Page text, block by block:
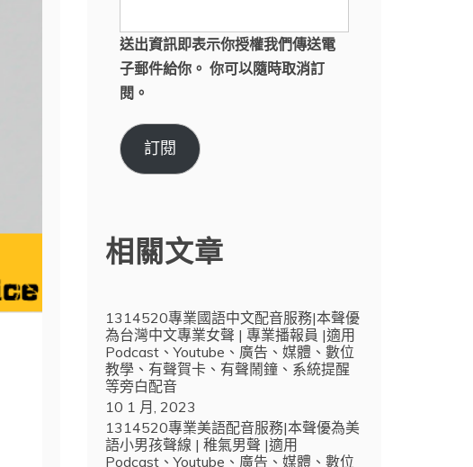
送出資訊即表示你授權我們傳送電
子郵件給你。 你可以隨時取消訂
閱。
訂閱
相關文章
1314520專業國語中文配音服務|本聲優
為台灣中文專業女聲 | 專業播報員 |適用
Podcast、Youtube、廣告、媒體、數位
教學、有聲賀卡、有聲鬧鐘、系統提醒
等旁白配音
10 1 月, 2023
1314520專業美語配音服務|本聲優為美
語小男孩聲線 | 稚氣男聲 |適用
Podcast、Youtube、廣告、媒體、數位